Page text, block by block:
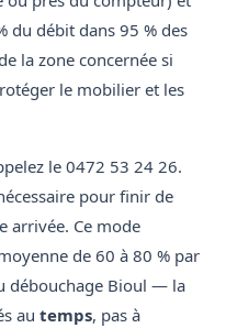
du débit dans 95 % des
la zone concernée si
le mobilier et les
le 0472 53 24 26.
pour finir de
arrivée. Ce mode
de 60 à 80 % par
débouchage Bioul — la
au temps, pas à